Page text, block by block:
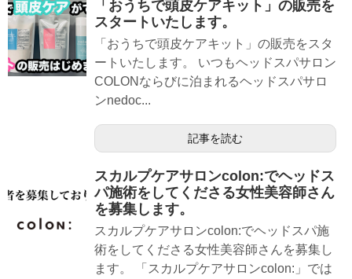
「おうちで頭皮ケアキット」の販売を
スタートいたします。
「おうちで頭皮ケアキット」の販売をスタ
ートいたします。 いつもヘッドスパサロン
COLONならびに泊まれるヘッドスパサロ
ンnedoc...
記事を読む
スカルプケアサロンcolon:でヘッドス
パ施術をしてくださる女性美容師さん
を募集します。
スカルプケアサロンcolon:でヘッドスパ施
術をしてくださる女性美容師さんを募集し
ます。 「スカルプケアサロンcolon:」では